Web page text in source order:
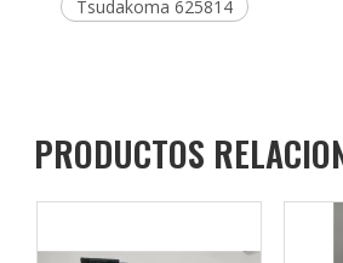
Tsudakoma 625814
PRODUCTOS